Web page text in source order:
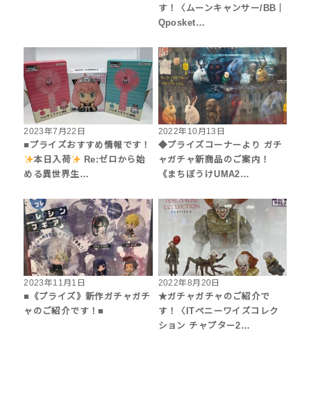
す！〈ムーンキャンサー/BB｜
Qposket…
2023年7月22日
■プライズおすすめ情報です！
本日入荷
Re:ゼロから始
める異世界生…
2022年10月13日
◆プライズコーナーより ガチ
ャガチャ新商品のご案内！
《まちぼうけUMA2…
2023年11月1日
■《プライズ》新作ガチャガチ
ャのご紹介です！■
2022年8月20日
★ガチャガチャのご紹介で
す！〈ITペニーワイズコレク
ション チャプター2…